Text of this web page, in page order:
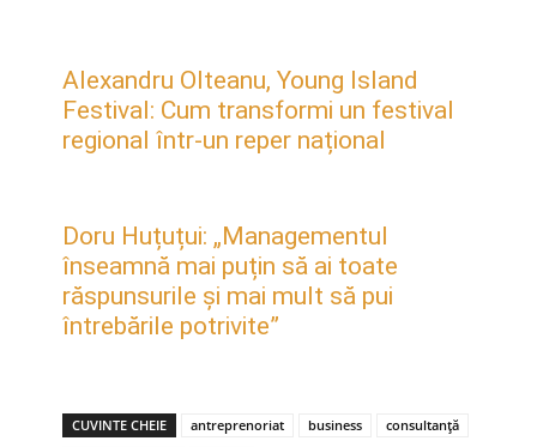
Alexandru Olteanu, Young Island
Festival: Cum transformi un festival
regional într-un reper național
Doru Huțuțui: „Managementul
înseamnă mai puțin să ai toate
răspunsurile și mai mult să pui
întrebările potrivite”
CUVINTE CHEIE antreprenoriat business
consultanță